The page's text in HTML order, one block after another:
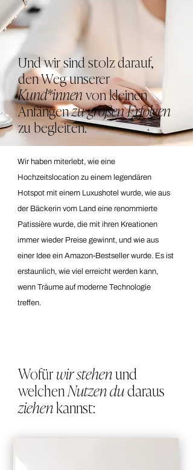
Und wir sind stolz darauf,
den Weg unserer
Kund*innenvon kleinen
Anfängenzu großen Erfolgen
zu begleiten.
Wir haben miterlebt, wie eine
Hochzeitslocation zu einem legendären
Hotspot mit einem Luxushotel wurde, wie aus
der Bäckerin vom Land eine renommierte
Patissière wurde, die mit ihren Kreationen
immer wieder Preise gewinnt, und wie aus
einer Idee ein Amazon-Bestseller wurde. Es ist
erstaunlich, wie viel erreicht werden kann,
wenn Träume auf moderne Technologie
treffen.
Wofürwir stehenund
welchenNutzen dudaraus
ziehenkannst: